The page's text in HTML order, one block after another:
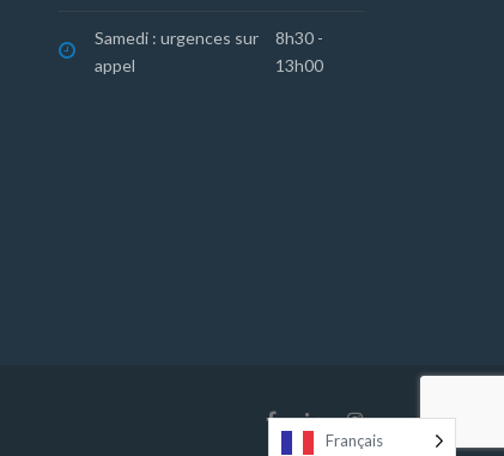
Samedi : urgences sur
appel
8h30 -
13h00
Français